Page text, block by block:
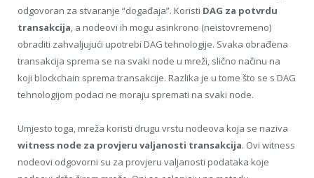
odgovoran za stvaranje “događaja”. Koristi DAG za potvrdu
transakcija , a nodeovi ih mogu asinkrono (neistovremeno)
obraditi zahvaljujući upotrebi DAG tehnologije. Svaka obrađena
transakcija sprema se na svaki node u mreži, slično načinu na
koji blockchain sprema transakcije. Razlika je u tome što se s DAG
tehnologijom podaci ne moraju spremati na svaki node.
Umjesto toga, mreža koristi drugu vrstu nodeova koja se naziva
witness node za provjeru valjanosti transakcija. Ovi witness
nodeovi odgovorni su za provjeru valjanosti podataka koje